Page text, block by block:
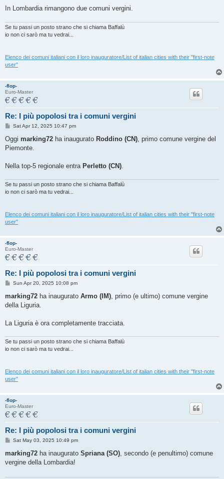
In Lombardia rimangono due comuni vergini.
Se tu passi un posto strano che si chiama Baffalù
io non ci sarò ma tu vedrai...
Elenco dei comuni italiani con il loro inauguratore/List of italian cities with their "first-note
user"
-flop-
Euro-Master
Re: I più popolosi tra i comuni vergini
P
s
t
Sat Apr 12, 2025 10:47 pm
Oggi marking72 ha inaugurato Roddino (CN) , primo comune vergine del
Piemonte.
Nella top-5 regionale entra Perletto (CN)
Se tu passi un posto strano che si chiama Baffalù
io non ci sarò ma tu vedrai...
Elenco dei comuni italiani con il loro inauguratore/List of italian cities with their "first-note
user"
-flop-
Euro-Master
Re: I più popolosi tra i comuni vergini
P
s
Sun Apr 20, 2025 10:08 pm
marking72 ha inaugurato Armo (IM) , primo (e ultimo) comune vergine
della Liguria.
La Liguria è ora completamente tracciata.
Se tu passi un posto strano che si chiama Baffalù
io non ci sarò ma tu vedrai...
Elenco dei comuni italiani con il loro inauguratore/List of italian cities with their "first-note
user"
-flop-
Euro-Master
Re: I più popolosi tra i comuni vergini
P
s
Sat May 03, 2025 10:49 pm
marking72 ha inaugurato Spriana (SO) , secondo (e penultimo) comune
vergine della Lombardia!